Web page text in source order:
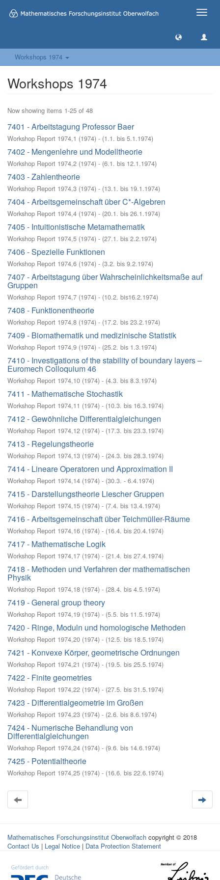
Toggle
Workshops 1974
Workshops 1974
Now showing items 1-25 of 48
7401 - Arbeitstagung Professor Baer
Workshop Report 1974,1 (1974) - (1.1. bis 5.1.1974)
7402 - Mengenlehre und Modelltheorie
Workshop Report 1974,2 (1974) - (6.1. bis 12.1.1974)
7403 - Zahlentheorie
Workshop Report 1974,3 (1974) - (13.1. bis 19.1.1974)
7404 - Arbeitsgemeinschaft über C*-Algebren
Workshop Report 1974,4 (1974) - (20.1. bis 26.1.1974)
7405 - Intuitionistische Metamathematik
Workshop Report 1974,5 (1974) - (27.1. bis 2.2.1974)
7406 - Spezielle Funktionen
Workshop Report 1974,6 (1974) - (3.2. bis 9.2.1974)
7407 - Arbeitstagung über Wahrscheinlichkeitsmaße auf
Gruppen
Workshop Report 1974,7 (1974) - (10.2. bis16.2.1974)
7408 - Funktionentheorie
Workshop Report 1974,8 (1974) - (17.2. bis 23.2.1974)
7409 - Biomathematik und medizinische Statistik
Workshop Report 1974,9 (1974) - (25.2. bis 1.3.1974)
7410 - Investigations of the stability of boundary layers –
Euromech Colloquium 46
Workshop Report 1974,10 (1974) - (4.3. bis 8.3.1974)
7411 - Mathematische Stochastik
Workshop Report 1974,11 (1974) - (10.3. bis 16.3.1974)
7412 - Gewöhnliche Differentialgleichungen
Workshop Report 1974,12 (1974) - (17.3. bis 23.3.1974)
7413 - Regelungstheorie
Workshop Report 1974,13 (1974) - (24.3. bis 28.3.1974)
7414 - Lineare Operatoren und Approximation II
Workshop Report 1974,14 (1974) - (30.3. - 6.4.1974)
7415 - Darstellungstheorie Liescher Gruppen
Workshop Report 1974,15 (1974) - (7.4. bis 13.4.1974)
7416 - Arbeitsgemeinschaft über Teichmüller-Räume
Workshop Report 1974,16 (1974) - (16.4. bis 20.4.1974)
7417 - Mathematische Logik
Workshop Report 1974,17 (1974) - (21.4. bis 27.4.1974)
7418 - Methoden und Verfahren der mathematischen
Physik
Workshop Report 1974,18 (1974) - (28.4. bis 4.5.1974)
7419 - General group theory
Workshop Report 1974,19 (1974) - (5.5. bis 11.5.1974)
7420 - Ringe, Moduln und homologische Methoden
Workshop Report 1974,20 (1974) - (12.5. bis 18.5.1974)
7421 - Konvexe Körper, geometrische Ordnungen
Workshop Report 1974,21 (1974) - (19.5. bis 25.5.1974)
7422 - Finite geometries
Workshop Report 1974,22 (1974) - (27.5. bis 31.5.1974)
7423 - Differentialgeometrie im Großen
Workshop Report 1974,23 (1974) - (2.6. bis 8.6.1974)
7424 - Numerische Behandlung von
Differentialgleichungen
Workshop Report 1974,24 (1974) - (9.6. bis 14.6.1974)
7425 - Potentialtheorie
Workshop Report 1974,25 (1974) - (16.6. bis 22.6.1974)
Mathematisches Forschungsinstitut Oberwolfach copyright © 2018
Contact Us | Legal Notice | Data Protection Statement